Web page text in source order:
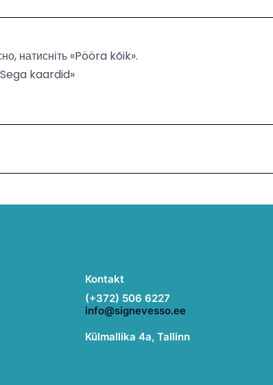
натисніть «Pööra kõik».
kaardid»
Kontakt
(+372) 506 6227
info@signevesso.ee
Külmallika 4a, Tallinn